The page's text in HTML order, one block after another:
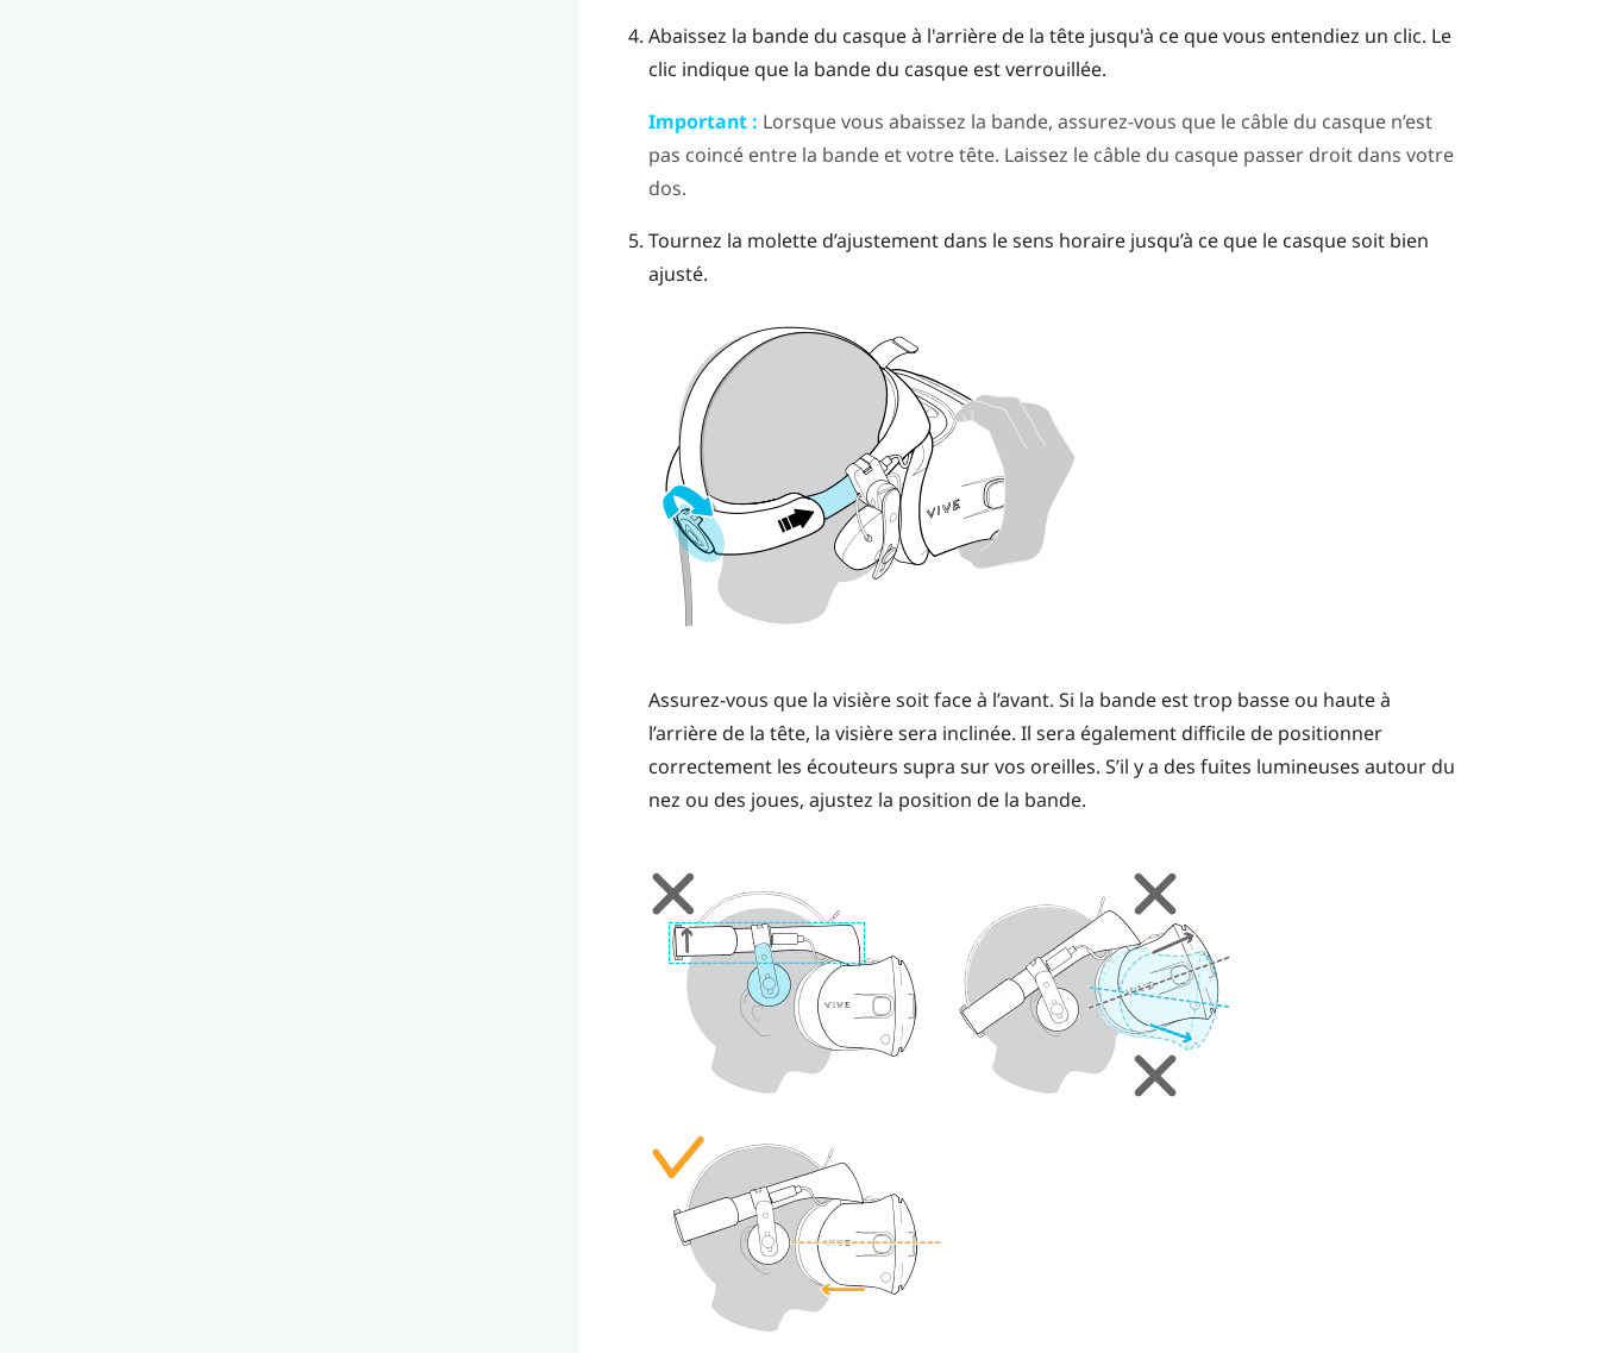
Abaissez la bande du casque à l'arrière de la tête jusqu'à ce que vous entendiez un clic. Le
clic indique que la bande du casque est verrouillée.
Important : Lorsque vous abaissez la bande, assurez-vous que le câble du casque n’est
pas coincé entre la bande et votre tête. Laissez le câble du casque passer droit dans votre
dos.
Tournez la molette d’ajustement dans le sens horaire jusqu’à ce que le casque soit bien
ajusté.
Assurez-vous que la visière soit face à l’avant. Si la bande est trop basse ou haute à
l’arrière de la tête, la visière sera inclinée. Il sera également difficile de positionner
correctement les écouteurs supra sur vos oreilles. S’il y a des fuites lumineuses autour du
nez ou des joues, ajustez la position de la bande.